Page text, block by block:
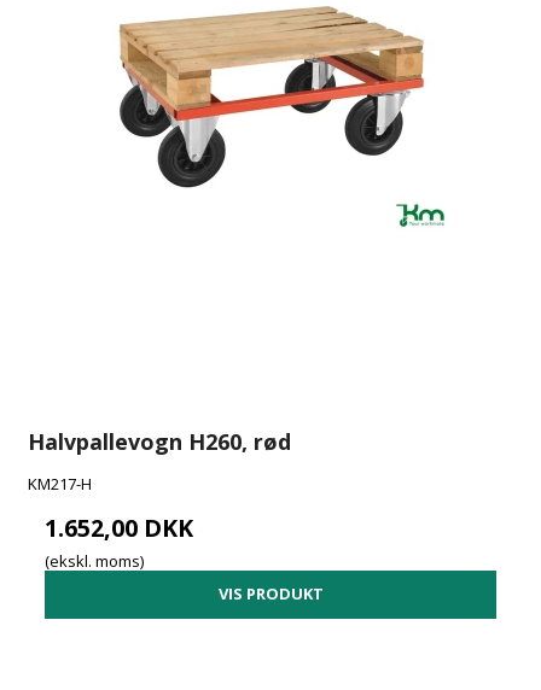
Halvpallevogn H260, rød
KM217-H
1.652,00 DKK
(ekskl. moms)
VIS PRODUKT